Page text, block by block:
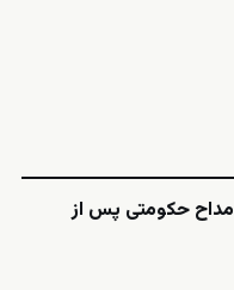
مداح حکومتی پس از